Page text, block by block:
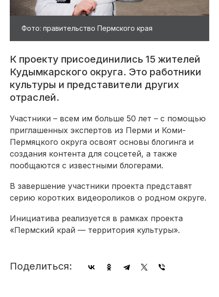
Фото: правительство Пермского края
К проекту присоединились 15 жителей
Кудымкарского округа. Это работники
культуры и представители других
отраслей.
Участники – всем им больше 50 лет – с помощью
приглашенных экспертов из Перми и Коми-
Пермяцкого округа освоят основы блогинга и
создания контента для соцсетей, а также
пообщаются с известными блогерами.
В завершение участники проекта представят
серию коротких видеороликов о родном округе.
Инициатива реализуется в рамках проекта
«Пермский край — территория культуры».
Поделиться: